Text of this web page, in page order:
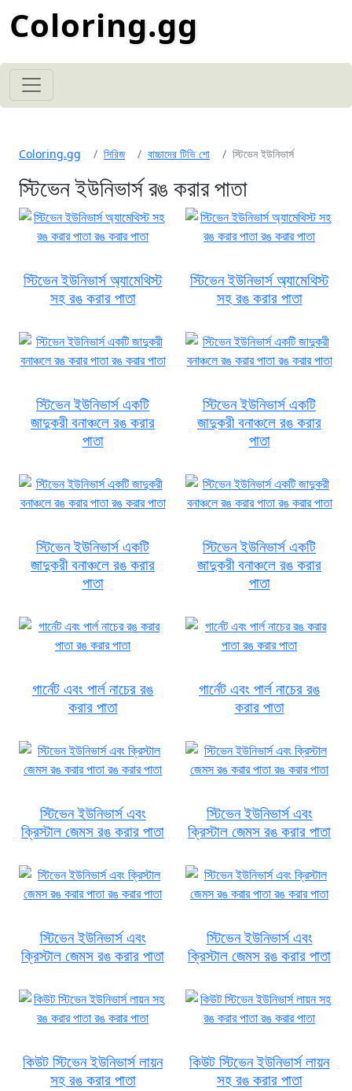
Coloring.gg
Coloring.gg সিরিজ বাচ্চাদের টিভি শো স্টিভেন ইউনিভার্স
স্টিভেন ইউনিভার্স রঙ করার পাতা
স্টিভেন ইউনিভার্স অ্যামেথিস্ট
সহ রঙ করার পাতা
স্টিভেন ইউনিভার্স অ্যামেথিস্ট
সহ রঙ করার পাতা
স্টিভেন ইউনিভার্স একটি
জাদুকরী বনাঞ্চলে রঙ করার
পাতা
স্টিভেন ইউনিভার্স একটি
জাদুকরী বনাঞ্চলে রঙ করার
পাতা
স্টিভেন ইউনিভার্স একটি
জাদুকরী বনাঞ্চলে রঙ করার
পাতা
স্টিভেন ইউনিভার্স একটি
জাদুকরী বনাঞ্চলে রঙ করার
পাতা
গার্নেট এবং পার্ল নাচের রঙ
করার পাতা
গার্নেট এবং পার্ল নাচের রঙ
করার পাতা
স্টিভেন ইউনিভার্স এবং
ক্রিস্টাল জেমস রঙ করার পাতা
স্টিভেন ইউনিভার্স এবং
ক্রিস্টাল জেমস রঙ করার পাতা
স্টিভেন ইউনিভার্স এবং
ক্রিস্টাল জেমস রঙ করার পাতা
স্টিভেন ইউনিভার্স এবং
ক্রিস্টাল জেমস রঙ করার পাতা
কিউট স্টিভেন ইউনিভার্স লায়ন
সহ রঙ করার পাতা
কিউট স্টিভেন ইউনিভার্স লায়ন
সহ রঙ করার পাতা